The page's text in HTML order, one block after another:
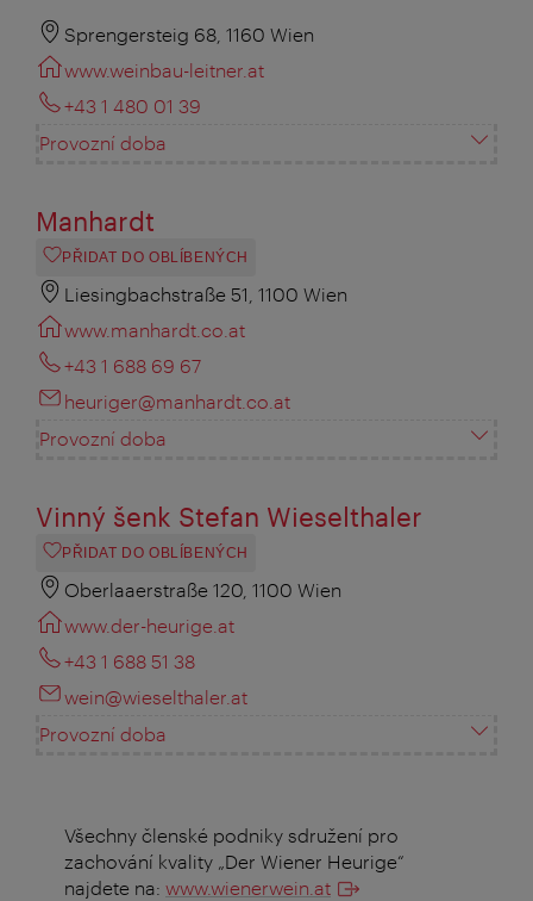
Sprengersteig 68, 1160 Wien
www.weinbau-leitner.at
+43 1 480 01 39
Provozní doba
Manhardt
PŘIDAT DO OBLÍBENÝCH
Liesingbachstraße 51, 1100 Wien
www.manhardt.co.at
+43 1 688 69 67
heuriger@manhardt.co.at
Provozní doba
Vinný šenk Stefan Wieselthaler
PŘIDAT DO OBLÍBENÝCH
Oberlaaerstraße 120, 1100 Wien
www.der-heurige.at
+43 1 688 51 38
wein@wieselthaler.at
Provozní doba
Všechny členské podniky sdružení pro
zachování kvality „Der Wiener Heurige“
najdete na: www.wienerwein.at